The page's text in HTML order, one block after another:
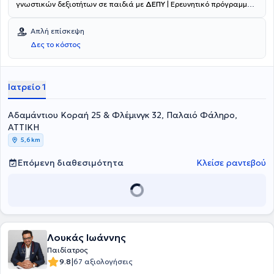
γνωστικών δεξιοτήτων σε παιδιά με ΔΕΠΥ | Ερευνητικό πρόγραμμα
Συμπεριφορικής Παιδιατρικής.
Απλή επίσκεψη
Δες το κόστος
Ιατρείο 1
Αδαμάντιου Κοραή 25 & Φλέμινγκ 32, Παλαιό Φάληρο,
ΑΤΤΙΚΗ
5,6 km
Επόμενη διαθεσιμότητα Κλείσε ραντεβού
Λουκάς Ιωάννης
Παιδίατρος
9.8|67 αξιολογήσεις